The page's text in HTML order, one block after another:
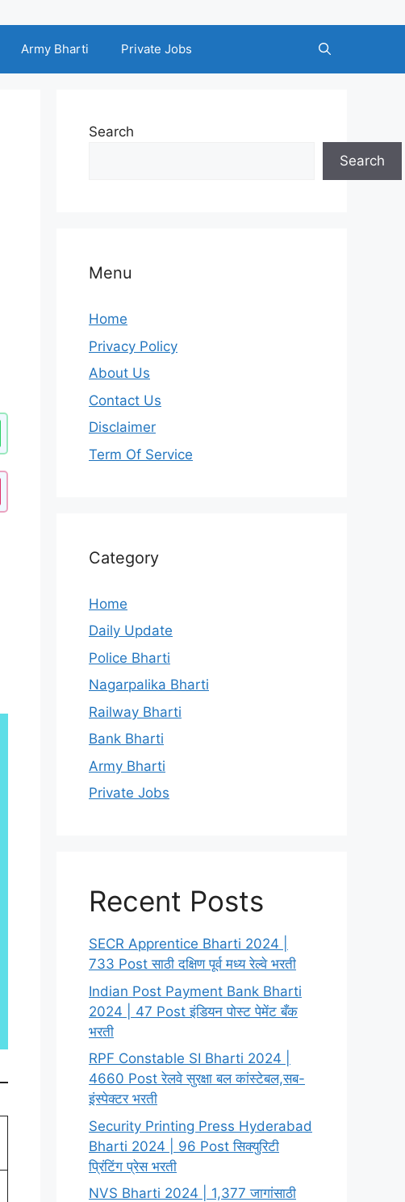
Army Bharti Private Jobs
Search
Search
Menu
Home
Privacy Policy
About Us
Contact Us
Disclaimer
Term Of Service
Category
Home
Daily Update
Police Bharti
Nagarpalika Bharti
Railway Bharti
Bank Bharti
Army Bharti
Private Jobs
Recent Posts
SECR Apprentice Bharti 2024 |
733 Post साठी दक्षिण पूर्व मध्य रेल्वे भरती
Indian Post Payment Bank Bharti
2024 | 47 Post इंडियन पोस्ट पेमेंट बँक
भरती
RPF Constable SI Bharti 2024 |
4660 Post रेलवे सुरक्षा बल कांस्टेबल,सब-
इंस्पेक्टर भरती
Security Printing Press Hyderabad
Bharti 2024 | 96 Post सिक्युरिटी
प्रिंटिंग प्रेस भरती
NVS Bharti 2024 | 1,377 जागांसाठी